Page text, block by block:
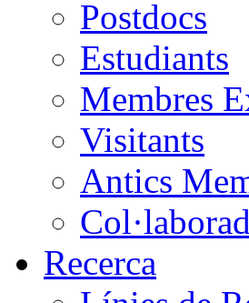
Postdocs
Estudiants
Membres
Visitants
Antics
Recerca